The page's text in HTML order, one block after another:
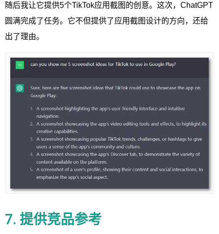
随后我让它提供5个TikTok应用截图的创意。这次，ChatGPT
圆满完成了任务。它不但提供了应用截图设计的方向，还给
出了理由。
7. 提供竞品参考